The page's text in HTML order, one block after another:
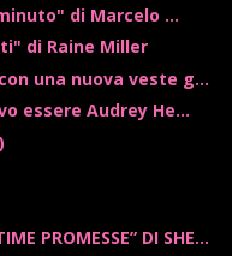
di Marcelo ...
di Raine Miller
una nuova veste g...
essere Audrey He...
PROMESSE” DI SHE...